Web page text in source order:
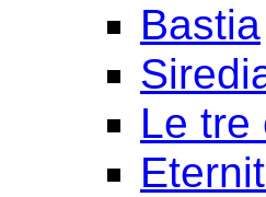
Bastia
Le tre